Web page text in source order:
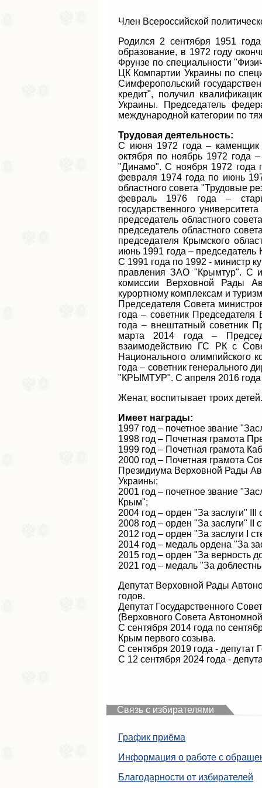
Член Всероссийской
Родился 2 сентября 1951
образование, в 1972 году
Фрунзе по специальности
ЦК Компартии Украины по
Симферопольский
кредит", получил
Украины. Председатель
международной категории по
Трудовая деятельность:
С июня 1972 года – каменщик
октября по ноябрь 1972 года –
"Динамо". С ноября 1972 года
февраля 1974 года по июнь
областного совета "Трудовые
февраль 1976 года –
государственного
председатель областного
председатель областного
председателя Крымского
июнь 1991 года – председатель
С 1991 года по 1992 - министр
правления ЗАО "Крымтур". С
комиссии Верховной Рады
курортному комплексам и
Председателя Совета
года – советник
года – внештатный советник
марта 2014 года –
взаимодействию ГС РК с
Национального олимпийского
года – советник
"КРЫМТУР". С апреля 2016 года
Женат, воспитывает троих детей.
Имеет награды:
1997 год – почетное звание
1998 год – Почетная грамота
1999 год – Почетная грамота
2000 год – Почетная грамота
Президиума Верховной Рады
Украины;
2001 год – почетное звание
Крым";
2004 год – орден "За заслуги"
2008 год – орден "За заслуги" II
2012 год – орден "За заслуги I
2014 год – медаль ордена "За
2015 год – орден "За верность
2021 год – медаль "За
Депутат Верховной Рады
годов.
Депутат Государственного
(Верховного Совета
С сентября 2014 года по
Крым первого созыва.
С сентября 2019 года - депутат
С 12 сентября 2024 года -
Связь с избирателями
График приёма
Информация о работе с
Благодарности от избирателей